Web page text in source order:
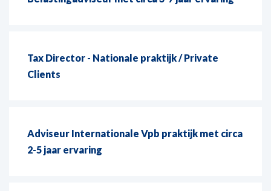
Tax Director - Nationale praktijk / Private
Clients
Adviseur Internationale Vpb praktijk met circa
2-5 jaar ervaring